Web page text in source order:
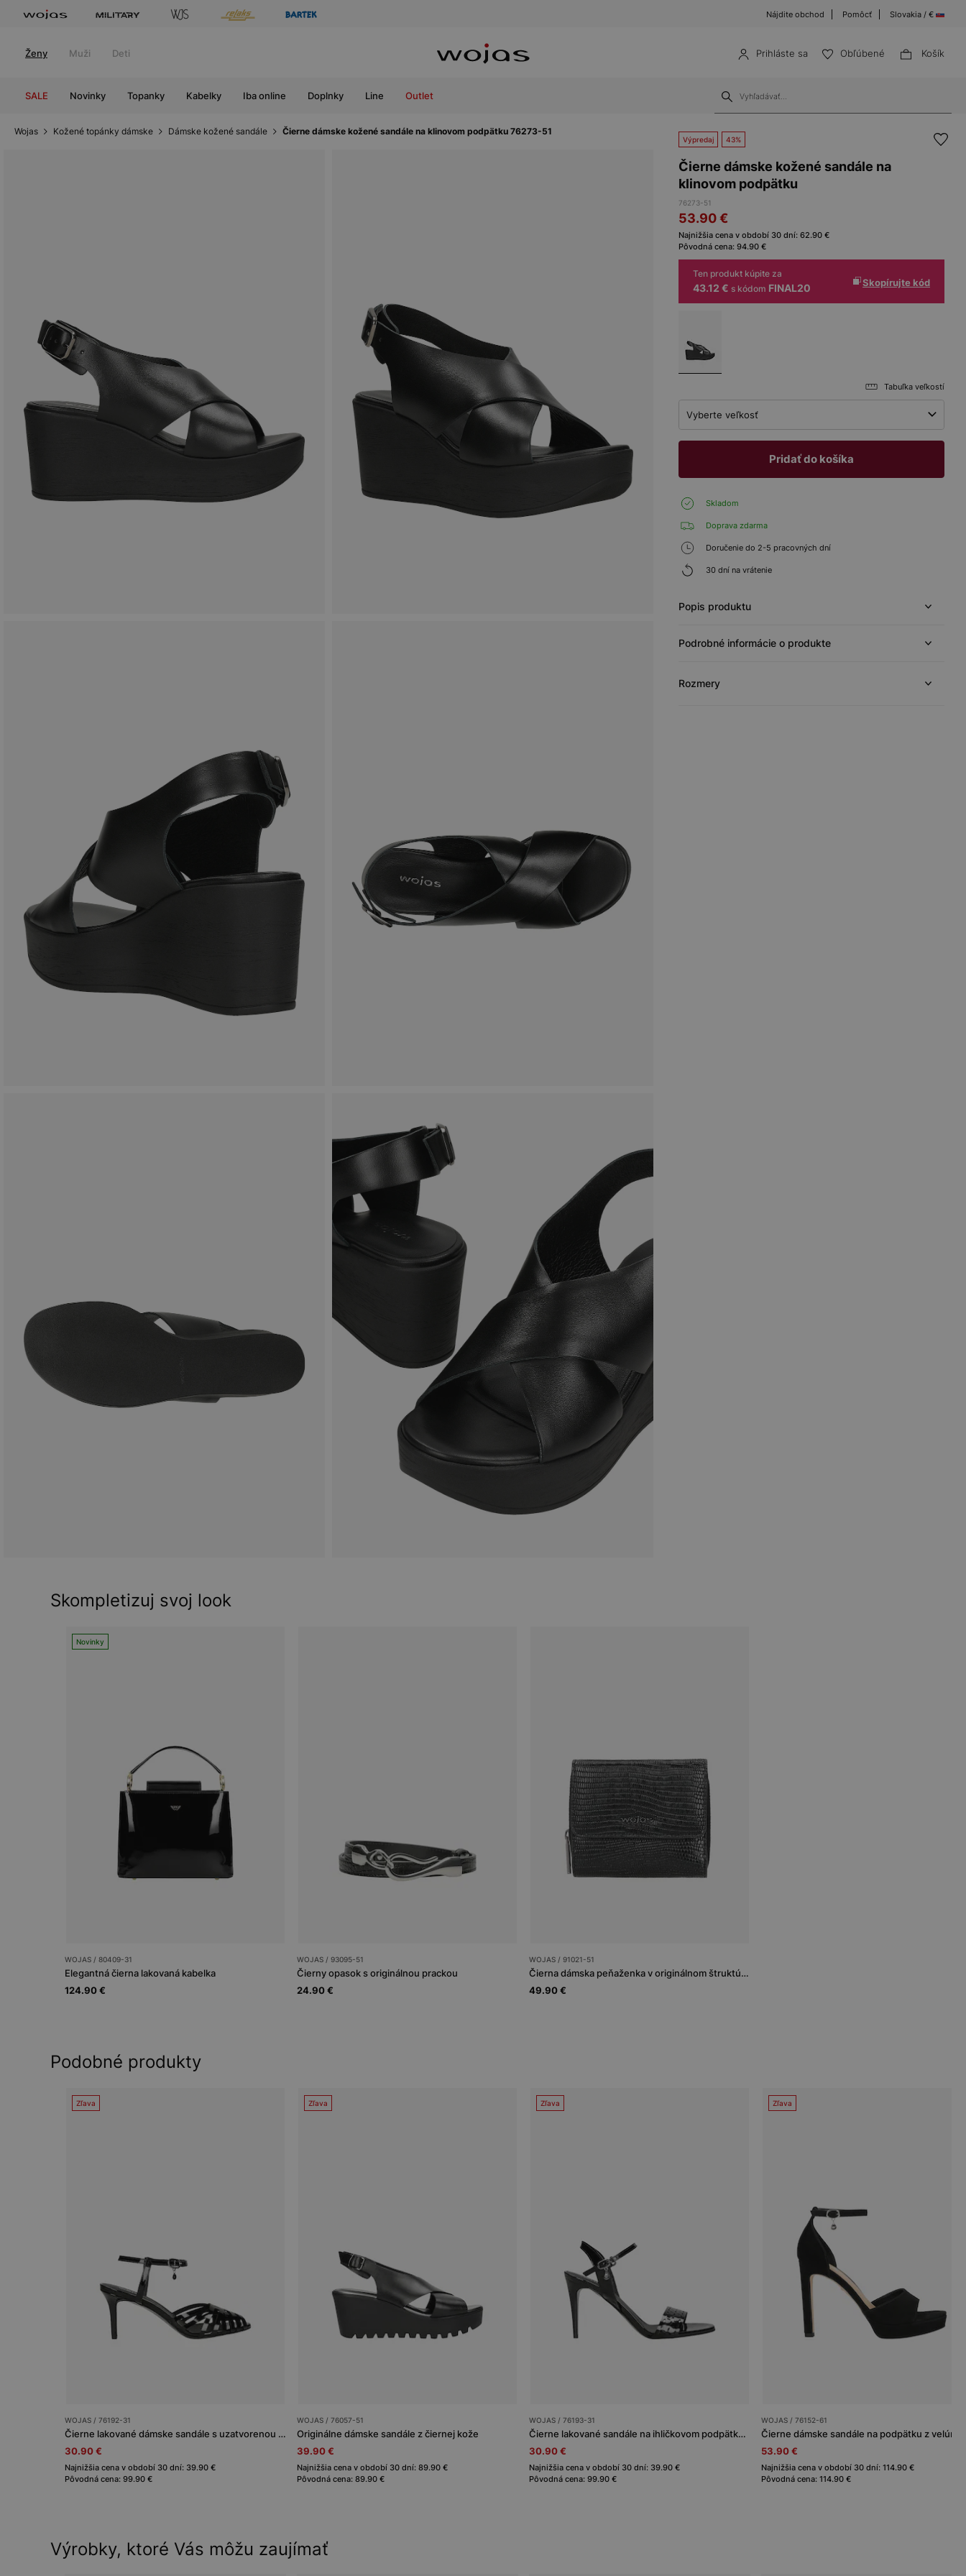
Nájdite obchod Pomôcť Slovakia / €
Ženy Muži Deti Prihláste sa Obľúbené Košík
SALE Novinky Topanky Kabelky Iba online Doplnky Line Outlet
Wojas Kožené topánky dámske Dámske kožené sandále Čierne dámske kožené sandále na klinovom podpätku 76273-51
Výpredaj 43%
Čierne dámske kožené sandále na
klinovom podpätku
76273-51
53.90€
Najnižšia cena v období 30 dní: 62.90 €
Pôvodná cena: 94.90 €
Ten produkt kúpite za
43.12 € s kódom FINAL20 Skopírujte kód
Tabuľka veľkostí
Vyberte veľkosť
Pridať do košíka
Skladom
Doprava zdarma
Doručenie do 2-5 pracovných dní
30 dní na vrátenie
Popis produktu
Podrobné informácie o produkte
Rozmery
Skompletizuj svoj look
Novinky
WOJAS / 80409-31
Elegantná čierna lakovaná kabelka
124.90 €
WOJAS / 93095-51
Čierny opasok s originálnou prackou
24.90 €
WOJAS / 91021-51
Čierna dámska peňaženka v originálnom štruktúrovanom dizajne
49.90 €
Podobné produkty
Zľava
WOJAS / 76192-31
Čierne lakované dámske sandále s uzatvorenou špičkou
30.90 €
Najnižšia cena v období 30 dní: 39.90 €
Pôvodná cena: 99.90 €
Zľava
WOJAS / 76057-51
Originálne dámske sandále z čiernej kože
39.90 €
Najnižšia cena v období 30 dní: 89.90 €
Pôvodná cena: 89.90 €
Zľava
WOJAS / 76193-31
Čierne lakované sandále na ihličkovom podpätku s dierkovaným remienkom
30.90 €
Najnižšia cena v období 30 dní: 39.90 €
Pôvodná cena: 99.90 €
Zľava
WOJAS / 76152-61
53.90 €
Najnižšia cena v období 30 dní: 114.90 €
Pôvodná cena: 114.90 €
Výrobky, ktoré Vás môžu zaujímať